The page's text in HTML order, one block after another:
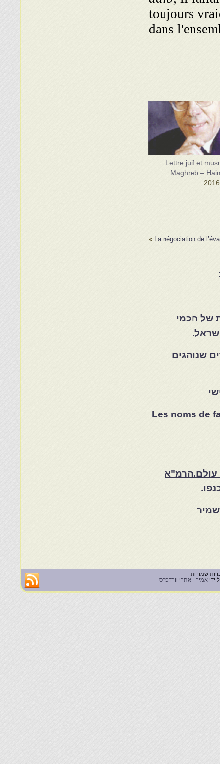
toujours
dans
Lettre juif et
Maghreb –
La négociation de
»
של חכמי
שנוהגים
Les noms de
עולם.הרמ"א
ידי אמיר - אתרי וורדפרס